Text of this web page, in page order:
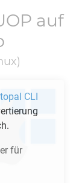
auf
CLI
für